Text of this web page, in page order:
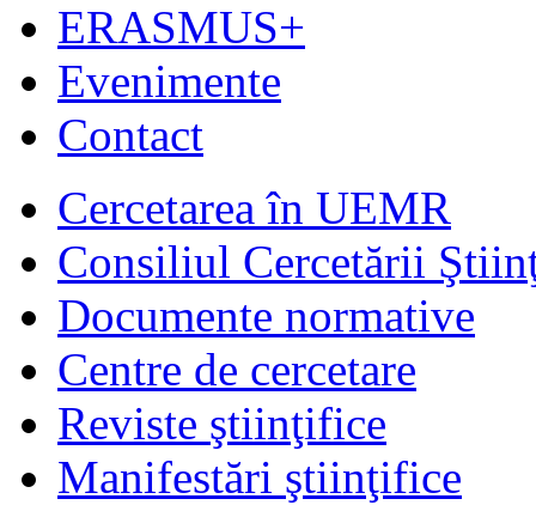
ERASMUS+
Evenimente
Contact
Cercetarea în UEMR
Consiliul Cercetării
Documente normative
Centre de cercetare
Reviste ştiinţifice
Manifestări ştiinţifice